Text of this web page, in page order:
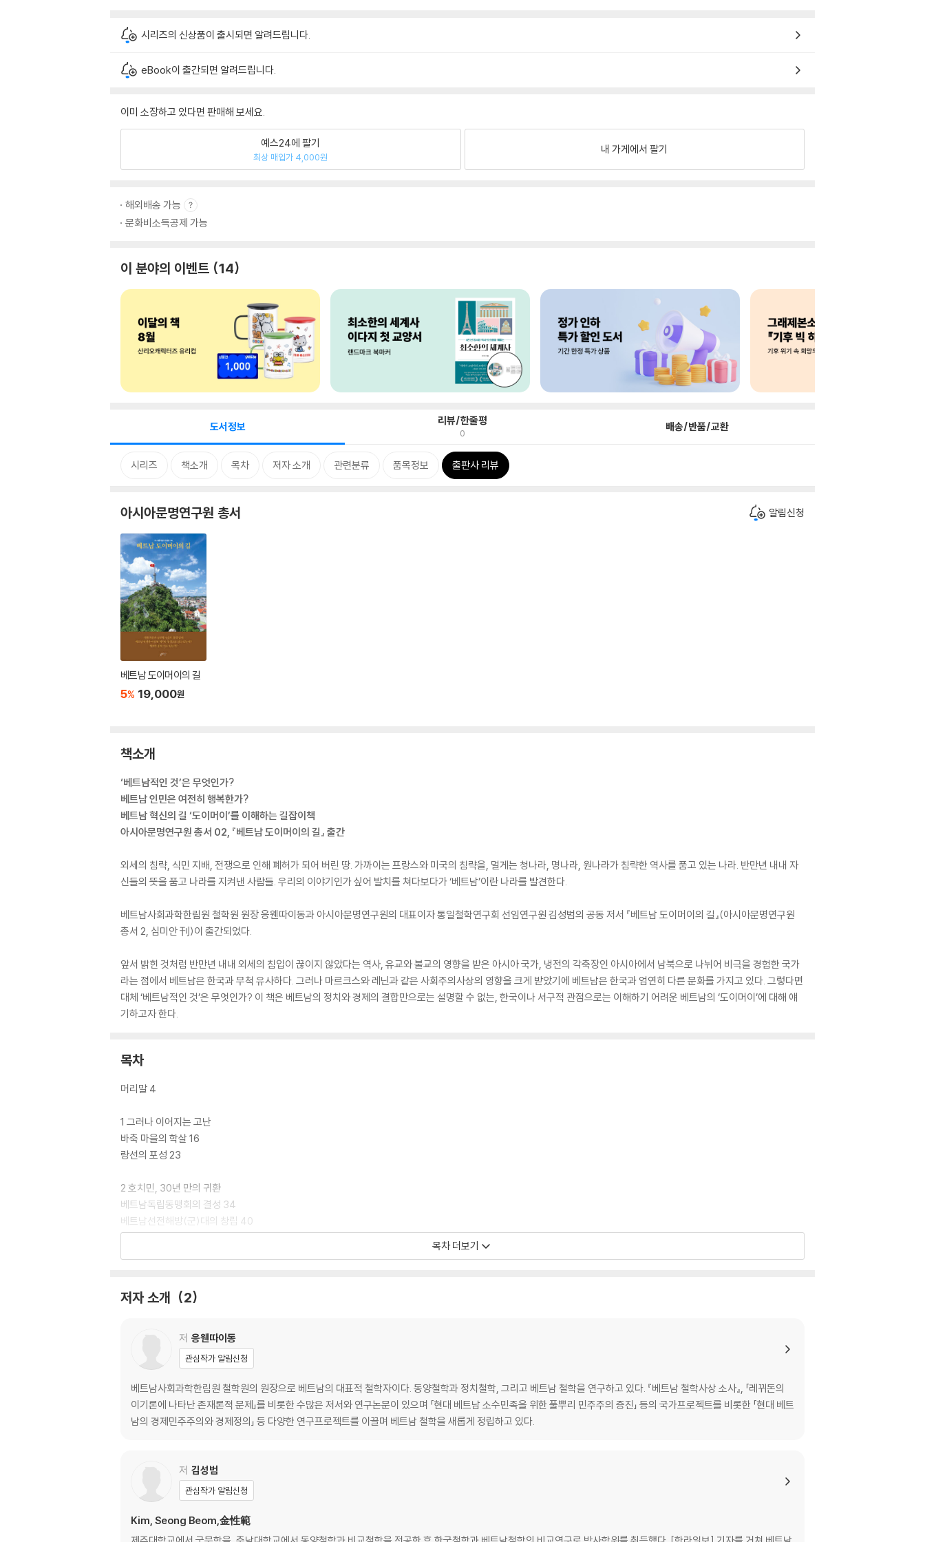
시리즈의 신상품이 출시되면 알려드립니다.
eBook이 출간되면 알려드립니다.
이미 소장하고 있다면 판매해 보세요.
예스24에 팔기
최상 매입가 4,000원
내 가게에서 팔기
해외배송 가능
문화비소득공제 가능
이 분야의 이벤트 14
도서정보 리뷰/한줄평
0 배송/반품/교환
시리즈 책소개 목차 저자 소개 관련분류 품목정보 출판사 리뷰
아시아문명연구원 총서 알림신청
베트남 도이머이의 길
5% 19,000원
책소개
‘베트남적인 것’은 무엇인가?
베트남 인민은 여전히 행복한가?
베트남 혁신의 길 ‘도이머이’를 이해하는 길잡이책
아시아문명연구원 총서 02, 『베트남 도이머이의 길』 출간
외세의 침략, 식민 지배, 전쟁으로 인해 폐허가 되어 버린 땅. 가까이는 프랑스와 미국의 침략을, 멀게는 청나라, 명나라, 원나라가 침략한 역사를 품고 있는 나라. 반만년 내내 자
신들의 뜻을 품고 나라를 지켜낸 사람들. 우리의 이야기인가 싶어 발치를 쳐다보다가 ‘베트남’이란 나라를 발견한다.
베트남사회과학한림원 철학원 원장 응웬따이동과 아시아문명연구원의 대표이자 통일철학연구회 선임연구원 김성범의 공동 저서 『베트남 도이머이의 길』(아시아문명연구원
총서 2, 심미안 刊)이 출간되었다.
앞서 밝힌 것처럼 반만년 내내 외세의 침입이 끊이지 않았다는 역사, 유교와 불교의 영향을 받은 아시아 국가, 냉전의 각축장인 아시아에서 남북으로 나뉘어 비극을 경험한 국가
라는 점에서 베트남은 한국과 무척 유사하다. 그러나 마르크스와 레닌과 같은 사회주의사상의 영향을 크게 받았기에 베트남은 한국과 엄연히 다른 문화를 가지고 있다. 그렇다면
대체 ‘베트남적인 것’은 무엇인가? 이 책은 베트남의 정치와 경제의 결합만으로는 설명할 수 없는, 한국이나 서구적 관점으로는 이해하기 어려운 베트남의 ‘도이머이’에 대해 얘
기하고자 한다.
목차
머리말 4
1 그러나 이어지는 고난
바축 마을의 학살 16
랑선의 포성 23
2 호치민, 30년 만의 귀환
베트남독립동맹회의 결성 34
베트남선전해방(군)대의 창립 40
8월혁명 43
디엔비엔푸 58
4 남부와 꼰다오
베트남공화국 66
베트남남부해방민족전선 78
지상의 지옥, 꼰다오 82
베트남의 마지막 왕조 104
판딘풍의 흐엉케 기의 110
6 도이머이의 길
마을에서 중앙으로 116
목차 더보기
저자 소개 2
저 응웬따이동
관심작가 알림신청
베트남사회과학한림원 철학원의 원장으로 베트남의 대표적 철학자이다. 동양철학과 정치철학, 그리고 베트남 철학을 연구하고 있다. 『베트남 철학사상 소사』, 「레뀌돈의
이기론에 나타난 존재론적 문제」를 비롯한 수많은 저서와 연구논문이 있으며 「현대 베트남 소수민족을 위한 풀뿌리 민주주의 증진」 등의 국가프로젝트를 비롯한 「현대 베트
남의 경제민주주의와 경제정의」 등 다양한 연구프로젝트를 이끌며 베트남 철학을 새롭게 정립하고 있다.
저 김성범
관심작가 알림신청
Kim, Seong Beom,金性範